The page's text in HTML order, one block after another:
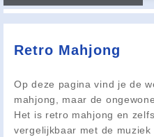
Retro Mahjong
Op deze pagina vind je de
mahjong, maar de
Het is retro mahjong en
vergelijkbaar met de